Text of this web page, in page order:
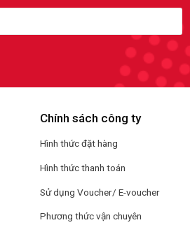
Chính sách công ty
Hình thức đặt hàng
Hình thức thanh toán
Sử dụng Voucher/ E-voucher
Phương thức vận chuyên